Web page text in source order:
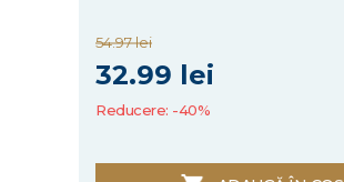
54.97 lei
32.99 lei
Reducere: -40%